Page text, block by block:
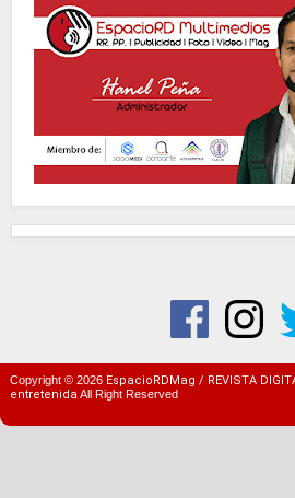
Copyright © 2026 EspacioRDMag / REVISTA
entretenidaAll Right Reserved